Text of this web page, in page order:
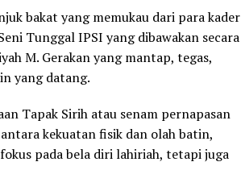
bakat yang memukau dari para kader
Tunggal IPSI yang dibawakan secara
M. Gerakan yang mantap, tegas,
yang datang.
Tapak Sirih atau senam pernapasan
kekuatan fisik dan olah batin,
pada bela diri lahiriah, tetapi juga